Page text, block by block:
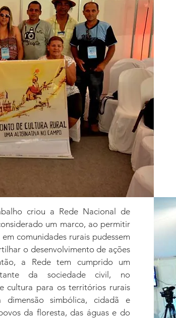
criou a Rede Nacional de
um marco, ao permitir
comunidades rurais pudessem
o desenvolvimento de ações
a Rede tem cumprido um
da sociedade civil, no
cultura para os territórios rurais
simbólica, cidadã e
da floresta, das águas e do